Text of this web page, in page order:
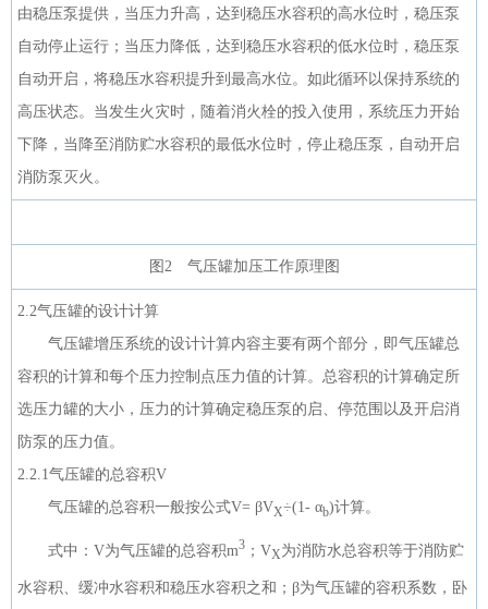
由稳压泵提供，当压力升高，达到稳压水容积的高水位时，稳压泵
自动停止运行；当压力降低，达到稳压水容积的低水位时，稳压泵
自动开启，将稳压水容积提升到最高水位。如此循环以保持系统的
高压状态。当发生火灾时，随着消火栓的投入使用，系统压力开始
下降，当降至消防贮水容积的最低水位时，停止稳压泵，自动开启
消防泵灭火。
图2 气压罐加压工作原理图
2.2气压罐的设计计算
气压罐增压系统的设计计算内容主要有两个部分，即气压罐总
容积的计算和每个压力控制点压力值的计算。总容积的计算确定所
选压力罐的大小，压力的计算确定稳压泵的启、停范围以及开启消
防泵的压力值。
2.2.1气压罐的总容积V
气压罐的总容积一般按公式V= βVX÷(1- αb)计算。
式中：V为气压罐的总容积m3 ；VX为消防水总容积等于消防贮
水容积、缓冲水容积和稳压水容积之和；β为气压罐的容积系数，卧